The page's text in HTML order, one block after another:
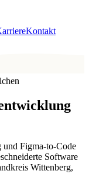
Kontakt
und Figma-to-Code
Software
Wittenberg,